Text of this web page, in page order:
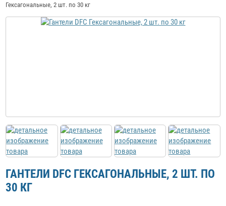
Гексагональные, 2 шт. по 30 кг
ГАНТЕЛИ DFC ГЕКСАГОНАЛЬНЫЕ, 2 ШТ. ПО
30 КГ